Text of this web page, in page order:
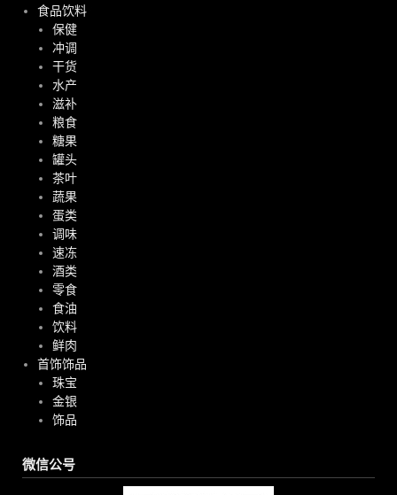
食品饮料
保健
冲调
干货
水产
滋补
粮食
糖果
罐头
茶叶
蔬果
蛋类
调味
速冻
酒类
零食
食油
饮料
鲜肉
首饰饰品
珠宝
金银
饰品
微信公号